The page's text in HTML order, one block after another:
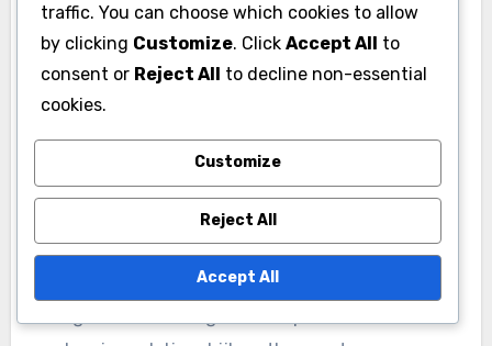
zorgen ervoor dat teams concurrerend blijven en
gebruikmaken van de nieuwste technologie. Dit
omvat software-upgrades, nieuwe methoden
voor gegevensverzameling en het incorporeren
van opkomende analysetrends. Actueel blijven
helpt teams zich aan te passen aan de
evoluerende dynamiek van het spel.
Teams kunnen bijvoorbeeld investeren in
traffic. You can choose which cookies to allow
by clicking Customize. Click Accept All to
consent or Reject All to decline non-essential
cookies.
Customize
Reject All
Accept All